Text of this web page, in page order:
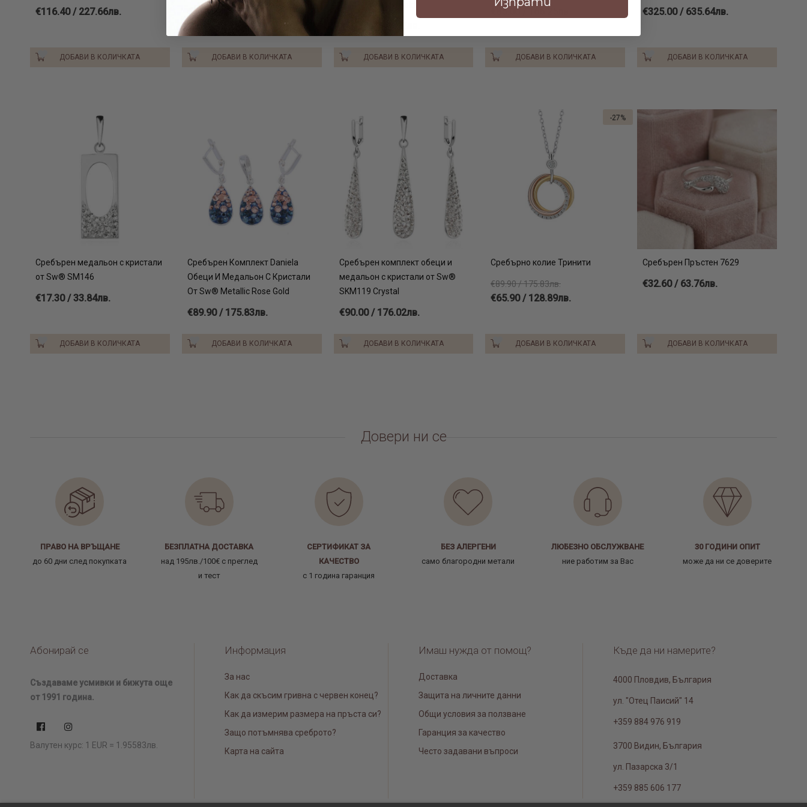
€116.40 / 227.66лв.
ДОБАВИ В КОЛИЧКАТА
€51.10 / 99.94лв.
ДОБАВИ В КОЛИЧКАТА ДОБАВИ В КОЛИЧКАТА
€85.00 / 166.25лв.
ДОБАВИ В КОЛИЧКАТА
€325.00 / 635.64лв.
ДОБАВИ В КОЛИЧКАТА
Сребърен медальон с кристали
от Sw® SM146
€17.30 / 33.84лв.
ДОБАВИ В КОЛИЧКАТА
Сребърен Комплект Daniela
Обеци И Медальон С Кристали
От Sw® Metallic Rose Gold
€89.90 / 175.83лв.
ДОБАВИ В КОЛИЧКАТА
Сребърен комплект обеци и
медальон с кристали от Sw®
SKM119 Crystal
€90.00 / 176.02лв.
ДОБАВИ В КОЛИЧКАТА
Сребърно колие Тринити
€89.90 / 175.83лв.
€65.90 / 128.89лв.
ДОБАВИ В КОЛИЧКАТА
-27%
Сребърен Пръстен 7629
€32.60 / 63.76лв.
ДОБАВИ В КОЛИЧКАТА
Довери ни се
ПРАВО НА ВРЪЩАНЕ
до 60 дни след покупката
БЕЗПЛАТНА ДОСТАВКА
над 195лв./100€ с преглед
и тест
СЕРТИФИКАТ ЗА
КАЧЕСТВО
с 1 година гаранция
БЕЗ АЛЕРГЕНИ
само благородни метали
ЛЮБЕЗНО ОБСЛУЖВАНЕ
ние работим за Вас
30 ГОДИНИ ОПИТ
може да ни се доверите
Абонирай се
Създаваме усмивки и бижута още
от 1991 година.
Валутен курс: 1 EUR = 1.95583лв.
Информация
За нас
Как да скъсим гривна с червен конец?
Как да измерим размера на пръста си?
Защо потъмнява среброто?
Карта на сайта
Имаш нужда от помощ?
Доставка
Защита на личните данни
Общи условия за ползване
Гаранция за качество
Често задавани въпроси
Къде да ни намерите?
4000 Пловдив, България
ул. "Отец Паисий" 14
+359 884 976 919
3700 Видин, България
ул. Пазарска 3/1
+359 885 606 177